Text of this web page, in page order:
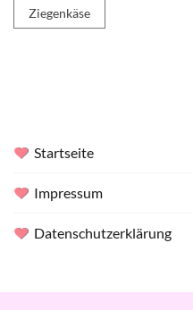
Ziegenkäse
Startseite
Impressum
Datenschutzerklärung